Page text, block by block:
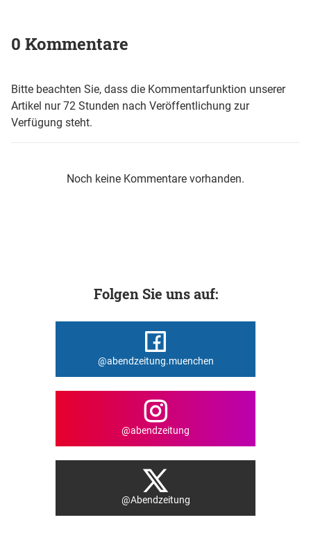
0 Kommentare
Bitte beachten Sie, dass die Kommentarfunktion unserer
Artikel nur 72 Stunden nach Veröffentlichung zur
Verfügung steht.
Noch keine Kommentare vorhanden.
Folgen Sie uns auf:
@abendzeitung.muenchen
@abendzeitung
@Abendzeitung